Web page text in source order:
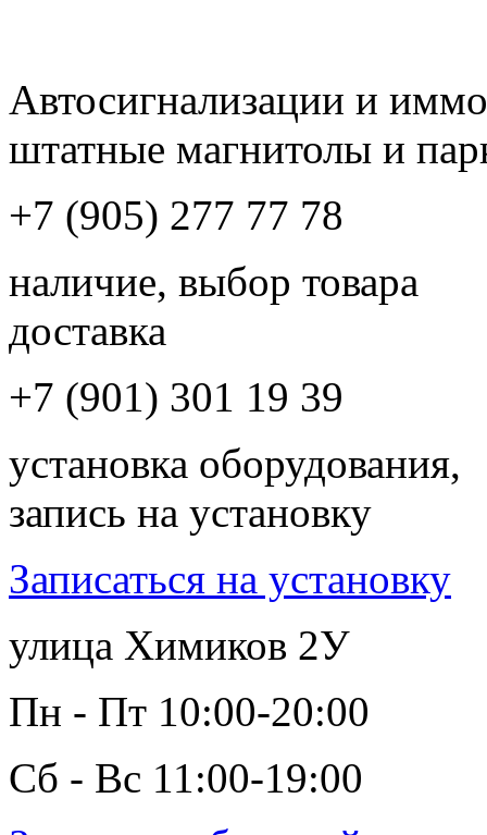
Автосигнализации и
штатные магнитолы и
+7 (905) 277 77 78
наличие, выбор товара
доставка
+7 (901) 301 19 39
установка оборудования,
запись на установку
Записаться на установку
улица Химиков 2У
Пн - Пт 10:00-20:00
Сб - Вс 11:00-19:00